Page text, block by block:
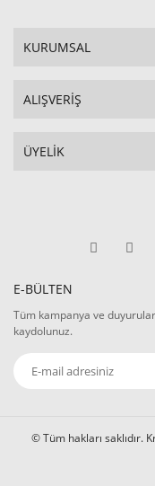
KURUMSAL
ALIŞVERİŞ
ÜYELİK
E-BÜLTEN
Tüm kampanya ve
kaydolunuz.
© Tüm hakları saklıdır.